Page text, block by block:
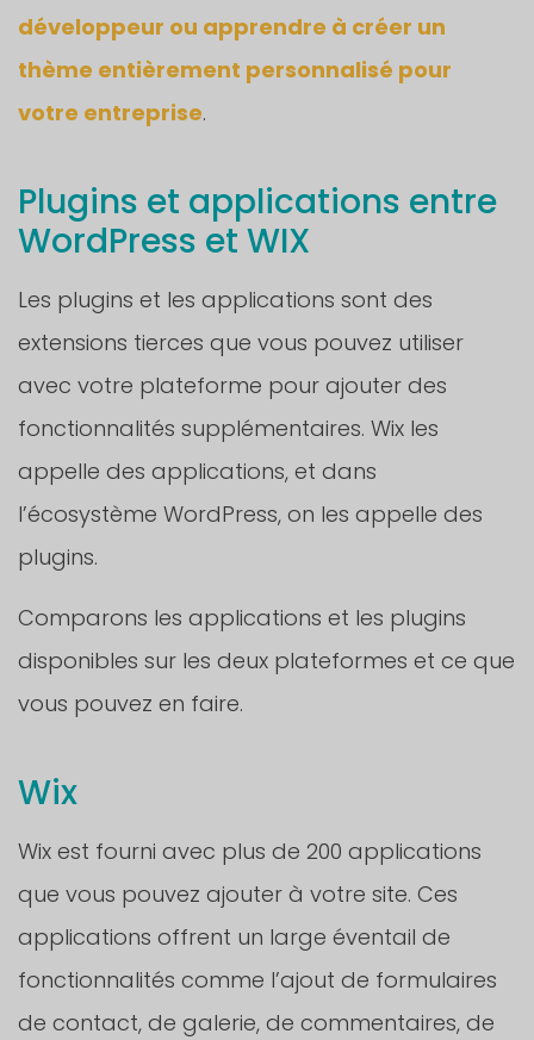
développeur ou apprendre à créer un
thème entièrement personnalisé pour
votre entreprise.
Plugins et applications entre
WordPress et WIX
Les plugins et les applications sont des
extensions tierces que vous pouvez utiliser
avec votre plateforme pour ajouter des
fonctionnalités supplémentaires. Wix les
appelle des applications, et dans
l’écosystème WordPress, on les appelle des
plugins.
Comparons les applications et les plugins
disponibles sur les deux plateformes et ce que
vous pouvez en faire.
Wix
Wix est fourni avec plus de 200 applications
que vous pouvez ajouter à votre site. Ces
applications offrent un large éventail de
fonctionnalités comme l’ajout de formulaires
de contact, de galerie, de commentaires, de